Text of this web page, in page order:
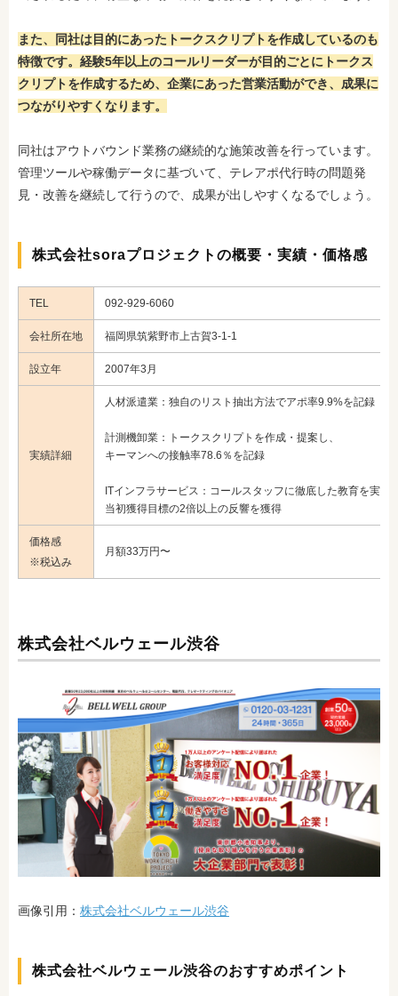
また、同社は目的にあったトークスクリプトを作成しているのも
特徴です。経験5年以上のコールリーダーが目的ごとにトークス
クリプトを作成するため、企業にあった営業活動ができ、成果に
つながりやすくなります。
同社はアウトバウンド業務の継続的な施策改善を行っています。
管理ツールや稼働データに基づいて、テレアポ代行時の問題発
見・改善を継続して行うので、成果が出しやすくなるでしょう。
株式会社soraプロジェクトの概要・実績・価格感
TEL 092-929-6060
会社所在地 福岡県筑紫野市上古賀3-1-1
設立年 2007年3月
実績詳細
人材派遣業：独自のリスト抽出方法でアポ率9.9%を記録
計測機卸業：トークスクリプトを作成・提案し、
キーマンへの接触率78.6％を記録
ITインフラサービス：コールスタッフに徹底した教育を実施
当初獲得目標の2倍以上の反響を獲得
価格感
※税込み
月額33万円〜
株式会社ベルウェール渋谷
画像引用： 株式会社ベルウェール渋谷
株式会社ベルウェール渋谷のおすすめポイント